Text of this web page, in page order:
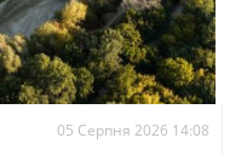
05 Серпня 2026 14:08